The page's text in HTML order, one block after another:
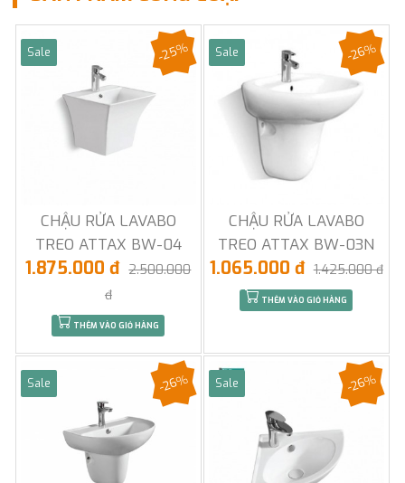
Sale
CHẬU RỬA LAVABO
TREO ATTAX BW-04
-25%
1.875.000 đ 2.500.000
đ
THÊM VÀO GIỎ HÀNG
Sale
CHẬU RỬA LAVABO
TREO ATTAX BW-03N
-26%
1.065.000 đ 1.425.000 đ
THÊM VÀO GIỎ HÀNG
Sale -26% Sale -26%